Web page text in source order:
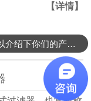
【详情】
可以介绍下你们的产品么？